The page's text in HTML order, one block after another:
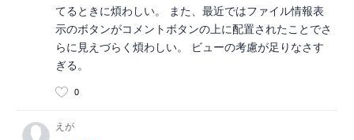
てるときに煩わしい。 また、最近ではファイル情報表
示のボタンがコメントボタンの上に配置されたことでさ
らに見えづらく煩わしい。 ビューの考慮が足りなさす
ぎる。
0
えが